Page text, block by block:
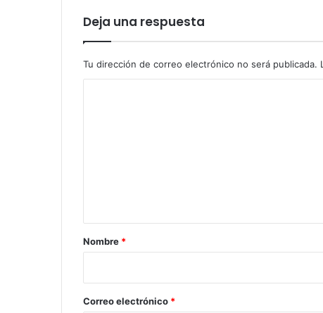
Deja una respuesta
Tu dirección de correo electrónico no será publicada.
r
*
Nombre *
Correo electrónico *